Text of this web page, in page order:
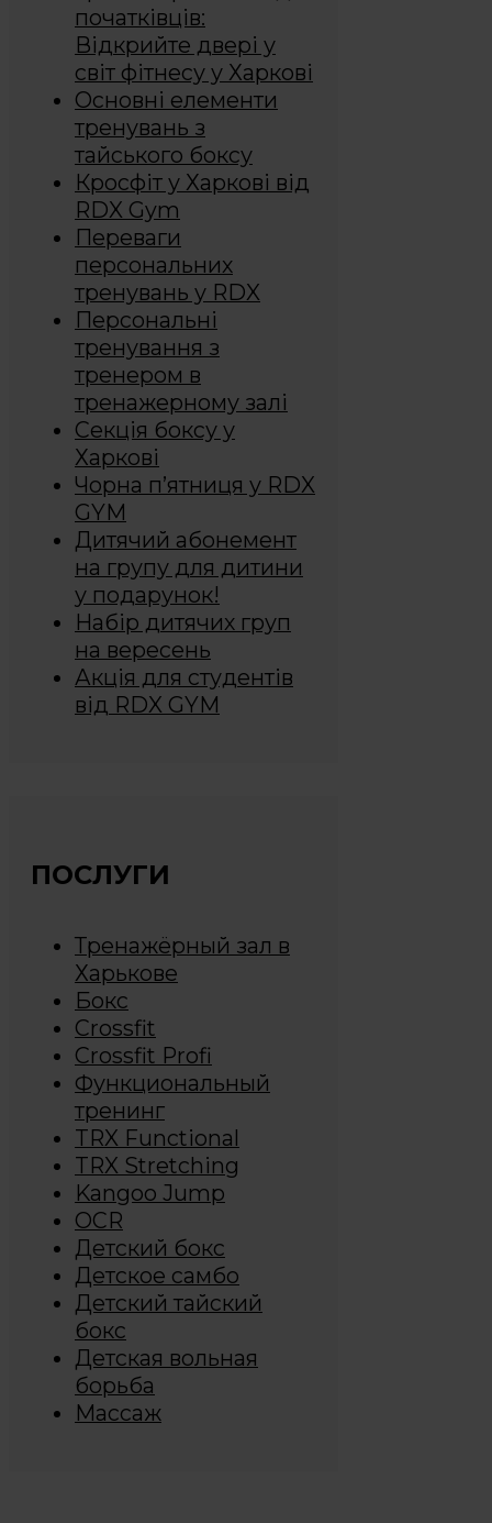
початківців:
Відкрийте двері у
світ фітнесу у Харкові
Основні елементи
тренувань з
тайського боксу
Кросфіт у Харкові від
RDX Gym
Переваги
персональних
тренувань у RDX
Персональні
тренування з
тренером в
тренажерному залі
Секція боксу у
Харкові
Чорна п’ятниця у RDX
GYM
Дитячий абонемент
на групу для дитини
у подарунок!
Набір дитячих груп
на вересень
Акція для студентів
від RDX GYM
ПОСЛУГИ
Тренажёрный зал в
Харькове
Бокс
Crossfit
Crossfit Profi
Функциональный
тренинг
TRX Functional
TRX Stretching
Kangoo Jump
OCR
Детский бокс
Детское самбо
Детский тайский
бокс
Детская вольная
борьба
Массаж